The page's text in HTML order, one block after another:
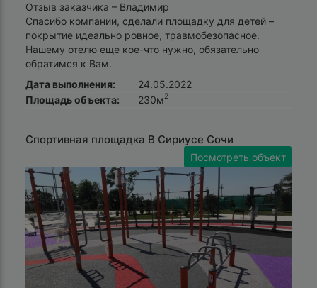
Отзыв заказчика – Владимир
Спасибо компании, сделали площадку для детей –
покрытие идеально ровное, травмобезопасное.
Нашему отелю еще кое-что нужно, обязательно
обратимся к Вам.
Дата выполнения:
24.05.2022
Площадь объекта:
230м2
Спортивная площадка В Сириусе Сочи
Посмотреть объект